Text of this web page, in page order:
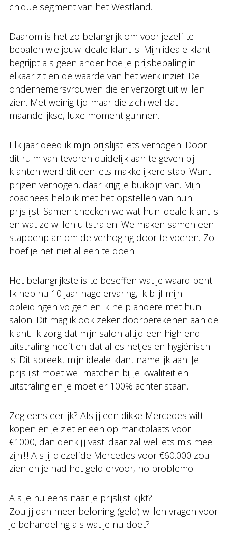
chique segment van het Westland.
Daarom is het zo belangrijk om voor jezelf te
bepalen wie jouw ideale klant is. Mijn ideale klant
begrijpt als geen ander hoe je prijsbepaling in
elkaar zit en de waarde van het werk inziet. De
ondernemersvrouwen die er verzorgt uit willen
zien. Met weinig tijd maar die zich wel dat
maandelijkse, luxe moment gunnen.
Elk jaar deed ik mijn prijslijst iets verhogen. Door
dit ruim van tevoren duidelijk aan te geven bij
klanten werd dit een iets makkelijkere stap. Want
prijzen verhogen, daar krijg je buikpijn van. Mijn
coachees help ik met het opstellen van hun
prijslijst. Samen checken we wat hun ideale klant is
en wat ze willen uitstralen. We maken samen een
stappenplan om de verhoging door te voeren. Zo
hoef je het niet alleen te doen.
Het belangrijkste is te beseffen wat je waard bent.
Ik heb nu 10 jaar nagelervaring, ik blijf mijn
opleidingen volgen en ik help andere met hun
salon. Dit mag ik ook zeker doorberekenen aan de
klant. Ik zorg dat mijn salon altijd een high end
uitstraling heeft en dat alles netjes en hygiënisch
is. Dit spreekt mijn ideale klant namelijk aan. Je
prijslijst moet wel matchen bij je kwaliteit en
uitstraling en je moet er 100% achter staan.
Zeg eens eerlijk? Als jij een dikke Mercedes wilt
kopen en je ziet er een op marktplaats voor
€1000, dan denk jij vast: daar zal wel iets mis mee
zijn!!!! Als jij diezelfde Mercedes voor €60.000 zou
zien en je had het geld ervoor, no problemo!
Als je nu eens naar je prijslijst kijkt?
Zou jij dan meer beloning (geld) willen vragen voor
je behandeling als wat je nu doet?